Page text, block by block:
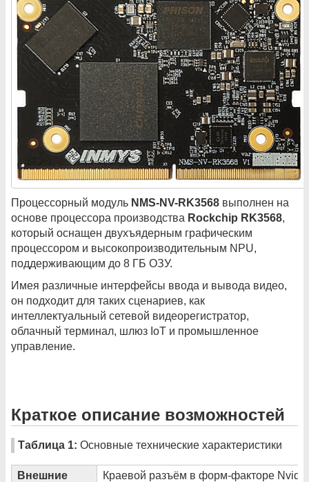
Процессорный модуль NMS-NV-RK3568 выполнен на
основе процессора производства Rockchip RK3568,
который оснащен двухъядерным графическим
процессором и высокопроизводительным NPU,
поддерживающим до 8 ГБ ОЗУ.
Имея различные интерфейсы ввода и вывода видео,
он подходит для таких сценариев, как
интеллектуальный сетевой видеорегистратор,
облачный терминал, шлюз IoT и промышленное
управление.
Краткое описание возможностей
Таблица 1: Основные технические характеристики
Внешние
Краевой разъём в форм-факторе